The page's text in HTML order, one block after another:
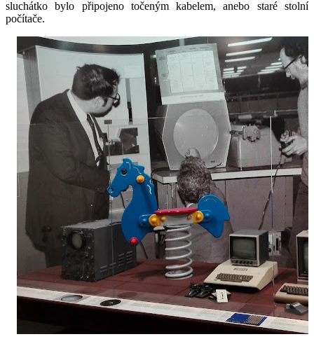
sluchátko bylo připojeno točeným kabelem, anebo staré stolní
počítače.